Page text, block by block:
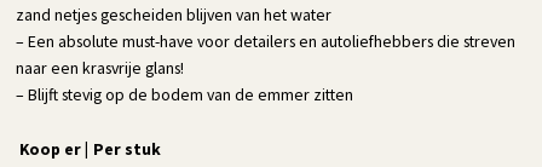
zand netjes gescheiden blijven van het water
– Een absolute must-have voor detailers en autoliefhebbers die streven
naar een krasvrije glans!
– Blijft stevig op de bodem van de emmer zitten
Koop er | Per stuk